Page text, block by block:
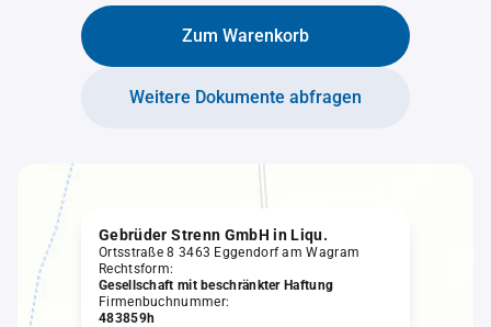
Zum Warenkorb
Weitere Dokumente abfragen
Gebrüder Strenn GmbH in Liqu.
Ortsstraße 8 3463 Eggendorf am Wagram
Rechtsform:
Gesellschaft mit beschränkter Haftung
Firmenbuchnummer:
483859h